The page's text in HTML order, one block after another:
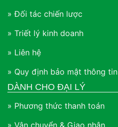
» Đối tác chiến lược
» Triết lý kinh doanh
» Liên hệ
» Quy định bảo mật thông tin
DÀNH CHO ĐẠI LÝ
» Phương thức thanh toán
» Vận chuyển & Giao nhận